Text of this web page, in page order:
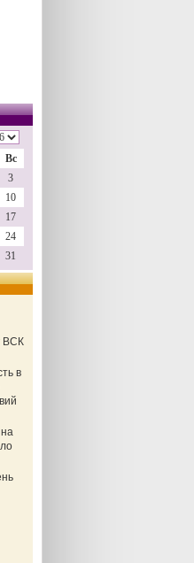
Вс
3
10
17
24
31
ВСК
в